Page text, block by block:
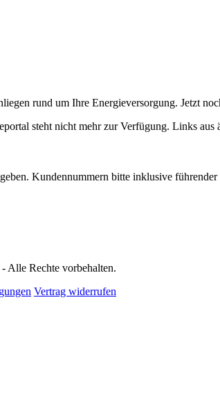
rund um Ihre Energieversorgung. Jetzt
steht nicht mehr zur Verfügung. Links
Kundennummern bitte inklusive
Alle Rechte vorbehalten.
Vertrag widerrufen